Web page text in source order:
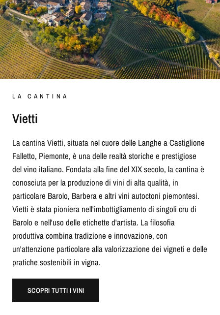
LA CANTINA
Vietti
La cantina Vietti, situata nel cuore delle Langhe a Castiglione
Falletto, Piemonte, è una delle realtà storiche e prestigiose
del vino italiano. Fondata alla fine del XIX secolo, la cantina è
conosciuta per la produzione di vini di alta qualità, in
particolare Barolo, Barbera e altri vini autoctoni piemontesi.
Vietti è stata pioniera nell'imbottigliamento di singoli cru di
Barolo e nell'uso delle etichette d'artista. La filosofia
produttiva combina tradizione e innovazione, con
un'attenzione particolare alla valorizzazione dei vigneti e delle
pratiche sostenibili in vigna.
SCOPRI TUTTI I VINI